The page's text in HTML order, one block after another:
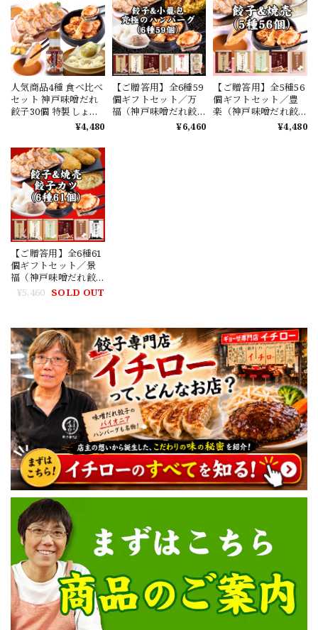
人気商品4種 食べ比べ
セット 神戸味噌だれ
餃子30個 特製しょう
が餃子30個 特製小籠
包6個 無添加焼きシュ
ウマイ6個 味噌だれ
150mlボトル入
¥4,480
【ご贈答用】全6種59
個ギフトセット／万
福（神戸味噌だれ餃
子3種、絶品水餃子12
個、特製小籠包9個、
¥6,460
【ご贈答用】全5種56
個ギフトセット／豊
楽（神戸味噌だれ餃
子3種、絶品水餃子12
¥4,480
【ご贈答用】全6種61
個ギフトセット／景
福（神戸味噌だれ餃
子3種、絶品水餃子12
¥5,460 SOLD OUT